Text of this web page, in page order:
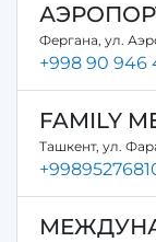
Фергана, ул.
+998 90 946
FAMILY
Ташкент, ул.